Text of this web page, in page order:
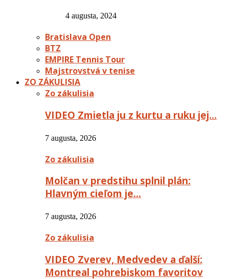
4 augusta, 2024
Bratislava Open
BTZ
EMPIRE Tennis Tour
Majstrovstvá v tenise
ZO ZÁKULISIA
Zo zákulisia
VIDEO Zmietla ju z kurtu a ruku jej…
7 augusta, 2026
Zo zákulisia
Molčan v predstihu splnil plán:
Hlavným cieľom je…
7 augusta, 2026
Zo zákulisia
VIDEO Zverev, Medvedev a ďalší:
Montreal pohrebiskom favoritov